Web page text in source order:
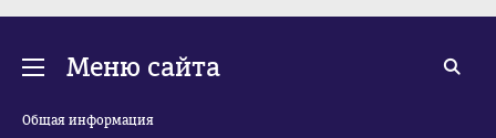
Меню сайта
Общая информация